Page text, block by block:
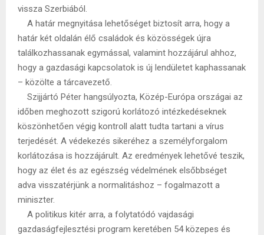
vissza Szerbiából.
A határ megnyitása lehetőséget biztosít arra, hogy a
határ két oldalán élő családok és közösségek újra
találkozhassanak egymással, valamint hozzájárul ahhoz,
hogy a gazdasági kapcsolatok is új lendületet kaphassanak
– közölte a tárcavezető.
Szijjártó Péter hangsúlyozta, Közép-Európa országai az
időben meghozott szigorú korlátozó intézkedéseknek
köszönhetően végig kontroll alatt tudta tartani a vírus
terjedését. A védekezés sikeréhez a személyforgalom
korlátozása is hozzájárult. Az eredmények lehetővé teszik,
hogy az élet és az egészség védelmének elsőbbséget
adva visszatérjünk a normalitáshoz – fogalmazott a
miniszter.
A politikus kitér arra, a folytatódó vajdasági
gazdaságfejlesztési program keretében 54 közepes és